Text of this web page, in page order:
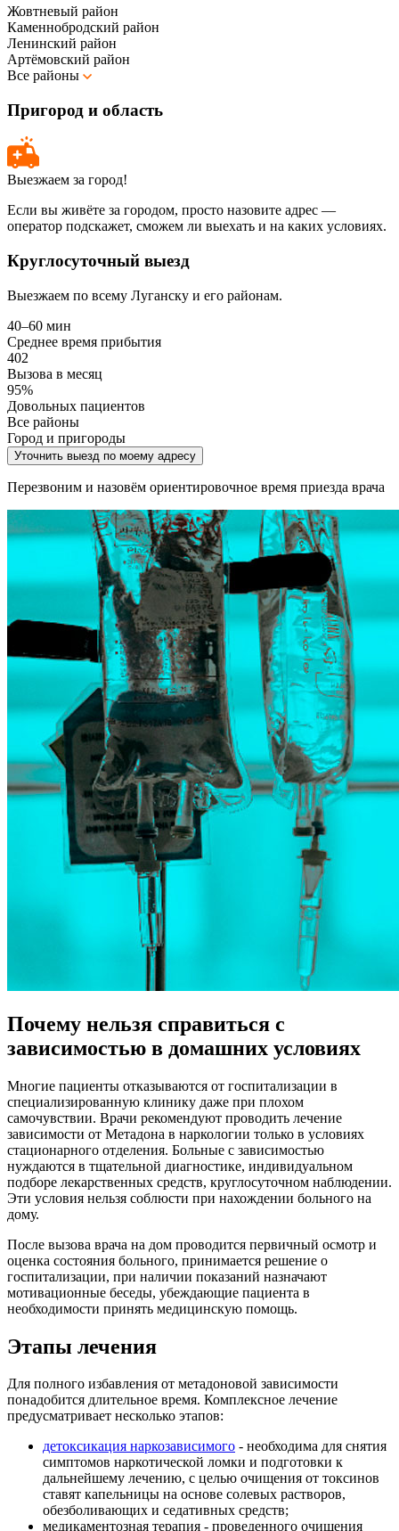
Жовтневый район
Каменнобродский район
Ленинский район
Артёмовский район
Все районы
Пригород и область
Выезжаем за город!
Если вы живёте за городом, просто назовите адрес —
оператор подскажет, сможем ли выехать и на каких условиях.
Круглосуточный выезд
Выезжаем по всему Луганску и его районам.
40–60 мин
Среднее время прибытия
402
Вызова в месяц
95%
Довольных пациентов
Все районы
Город и пригороды
Уточнить выезд по моему адресу
Перезвоним и назовём ориентировочное время приезда врача
Почему нельзя справиться с
зависимостью в домашних условиях
Многие пациенты отказываются от госпитализации в
специализированную клинику даже при плохом
самочувствии. Врачи рекомендуют проводить лечение
зависимости от Метадона в наркологии только в условиях
стационарного отделения. Больные с зависимостью
нуждаются в тщательной диагностике, индивидуальном
подборе лекарственных средств, круглосуточном наблюдении.
Эти условия нельзя соблюсти при нахождении больного на
дому.
После вызова врача на дом проводится первичный осмотр и
оценка состояния больного, принимается решение о
госпитализации, при наличии показаний назначают
мотивационные беседы, убеждающие пациента в
необходимости принять медицинскую помощь.
Этапы лечения
Для полного избавления от метадоновой зависимости
понадобится длительное время. Комплексное лечение
предусматривает несколько этапов:
детоксикация наркозависимого - необходима для снятия
симптомов наркотической ломки и подготовки к
дальнейшему лечению, с целью очищения от токсинов
ставят капельницы на основе солевых растворов,
обезболивающих и седативных средств;
медикаментозная терапия - проведенного очищения